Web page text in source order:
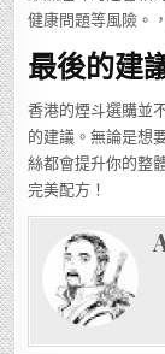
健康問題等風險。
最後的建
香港的煙斗選購並
的建議。無論是想
絲都會提升你的整
完美配方！